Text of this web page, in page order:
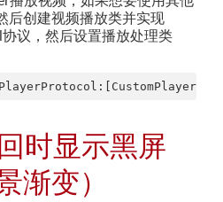
后创建视频播放类并实现
议，然后设置播放处理类
时显示黑屏
渐变）